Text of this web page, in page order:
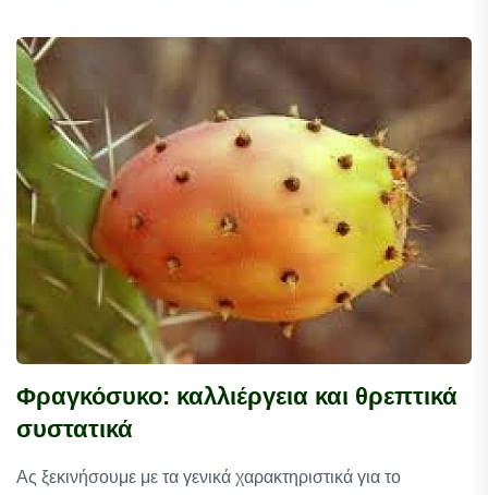
Φραγκόσυκο: καλλιέργεια και θρεπτικά
συστατικά
Ας ξεκινήσουμε με τα γενικά χαρακτηριστικά για το